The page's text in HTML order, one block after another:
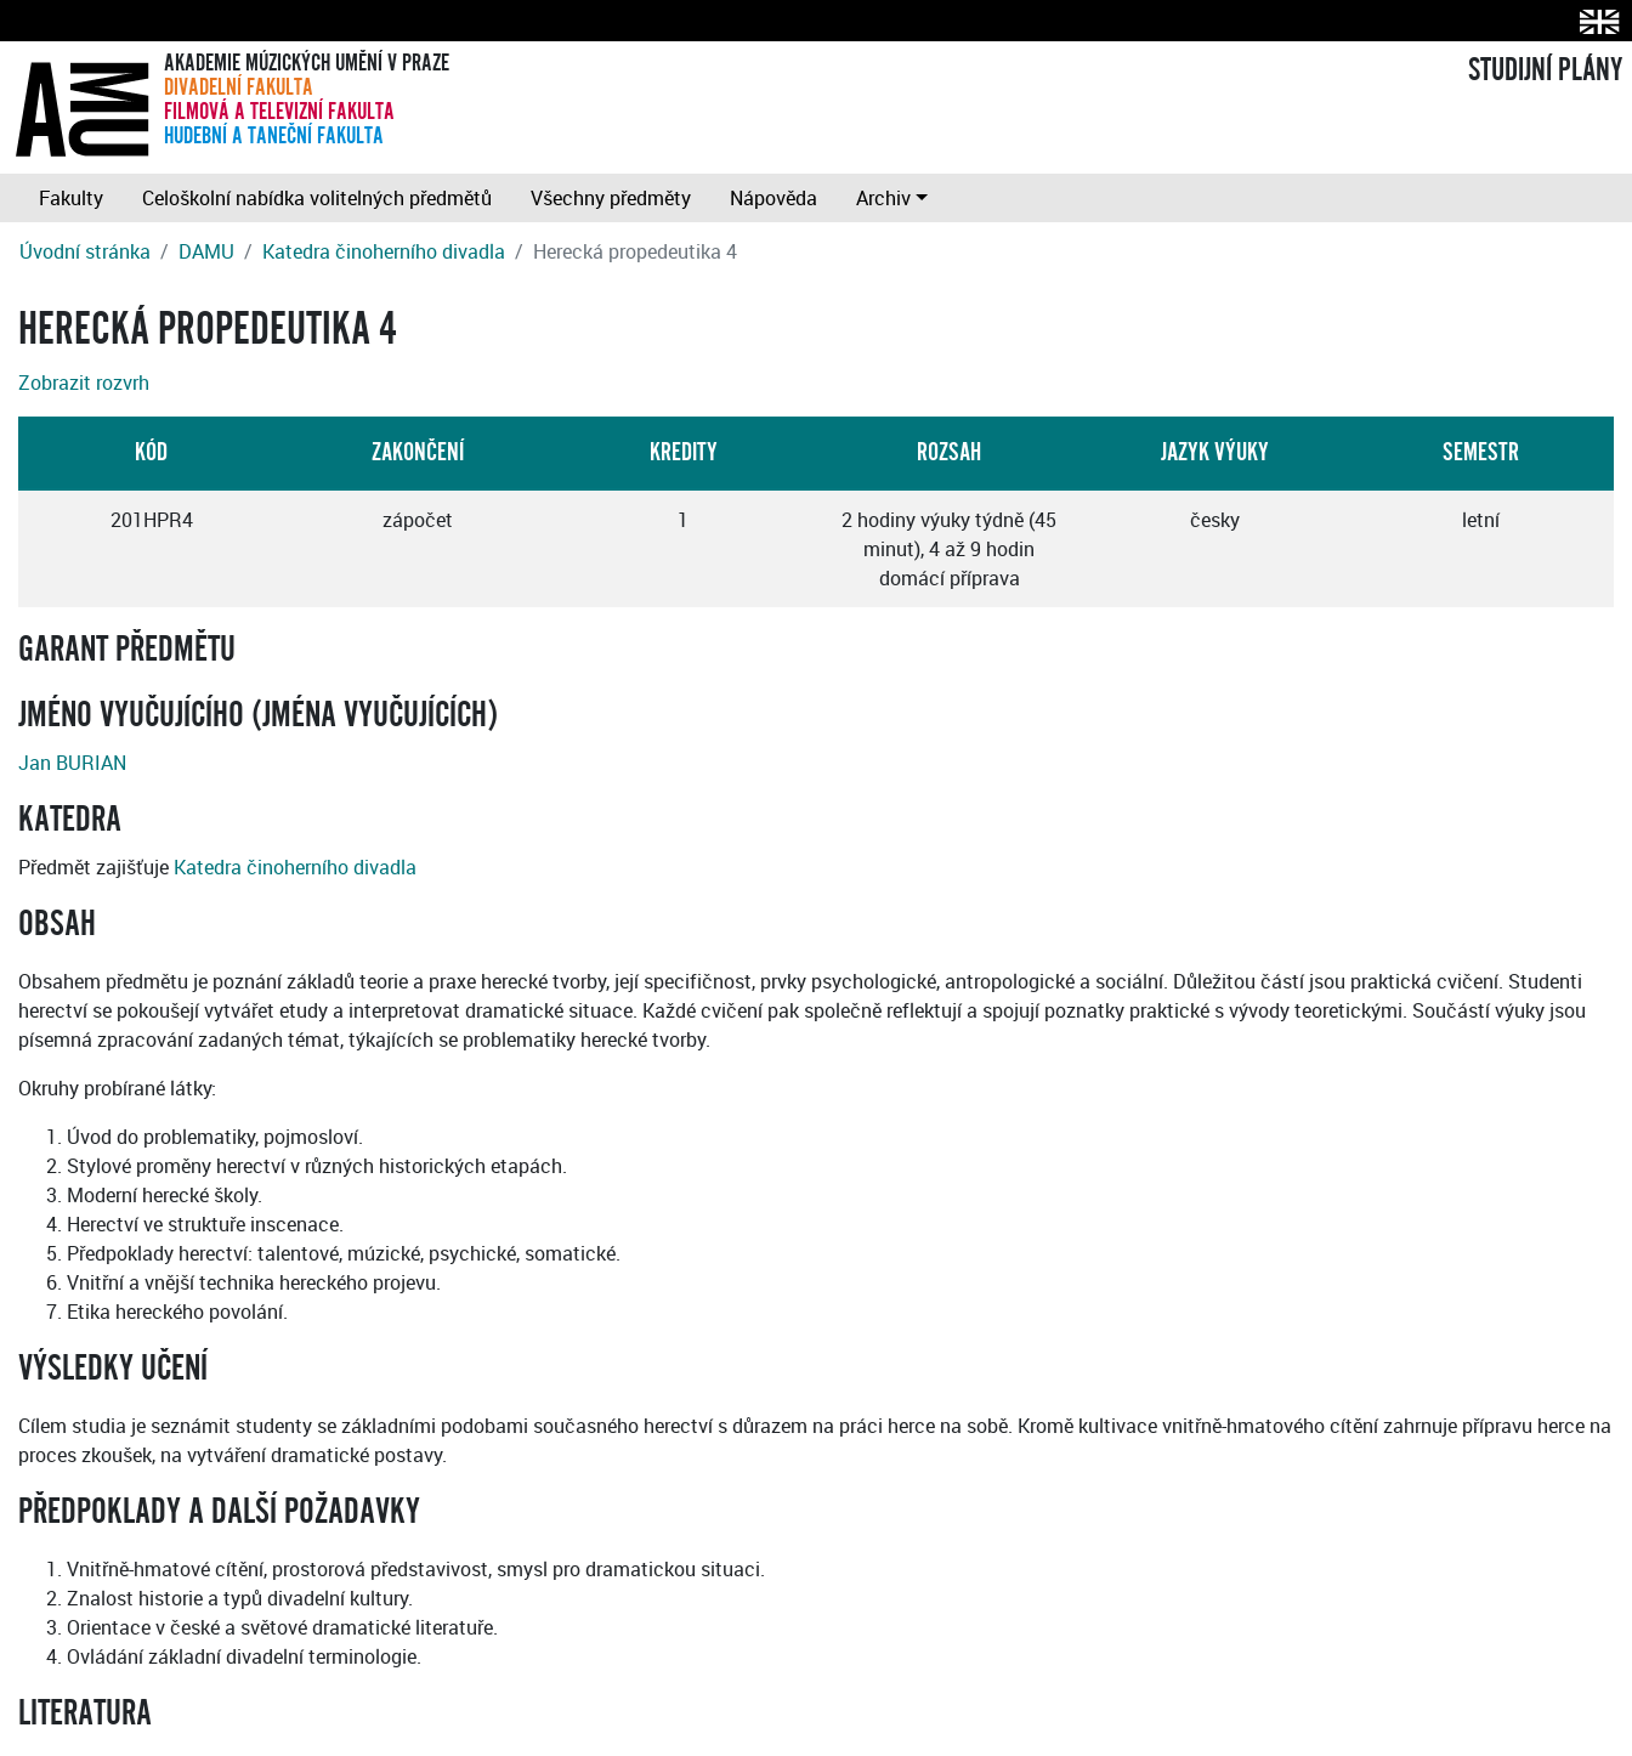
AKADEMIE MÚZICKÝCH UMĚNÍ V PRAZE
DIVADELNÍ FAKULTA
FILMOVÁ A TELEVIZNÍ FAKULTA
HUDEBNÍ A TANEČNÍ FAKULTA
STUDIJNÍ PLÁNY
Fakulty Celoškolní nabídka volitelných předmětů Všechny předměty Nápověda
Archiv
Úvodní stránka
DAMU Katedra činoherního divadla Herecká propedeutika 4
HERECKÁ PROPEDEUTIKA 4
Zobrazit rozvrh
KÓD ZAKONČENÍ KREDITY ROZSAH JAZYK VÝUKY SEMESTR
201HPR4 zápočet 1
2 hodiny výuky týdně (45
minut), 4 až 9 hodin
domácí příprava
česky letní
GARANT PŘEDMĚTU
JMÉNO VYUČUJÍCÍHO (JMÉNA VYUČUJÍCÍCH)
Jan BURIAN
KATEDRA
Předmět zajišťuje Katedra činoherního divadla
OBSAH
Obsahem předmětu je poznání základů teorie a praxe herecké tvorby, její specifičnost, prvky psychologické, antropologické a sociální. Důležitou částí jsou praktická cvičení. Studenti
herectví se pokoušejí vytvářet etudy a interpretovat dramatické situace. Každé cvičení pak společně reflektují a spojují poznatky praktické s vývody teoretickými. Součástí výuky jsou
písemná zpracování zadaných témat, týkajících se problematiky herecké tvorby.
Okruhy probírané látky:
Úvod do problematiky, pojmosloví.
Stylové proměny herectví v různých historických etapách.
Moderní herecké školy.
Herectví ve struktuře inscenace.
Předpoklady herectví: talentové, múzické, psychické, somatické.
Vnitřní a vnější technika hereckého projevu.
Etika hereckého povolání.
VÝSLEDKY UČENÍ
Cílem studia je seznámit studenty se základními podobami současného herectví s důrazem na práci herce na sobě. Kromě kultivace vnitřně-hmatového cítění zahrnuje přípravu herce na
proces zkoušek, na vytváření dramatické postavy.
PŘEDPOKLADY A DALŠÍ POŽADAVKY
Vnitřně-hmatové cítění, prostorová představivost, smysl pro dramatickou situaci.
Znalost historie a typů divadelní kultury.
Orientace v české a světové dramatické literatuře.
Ovládání základní divadelní terminologie.
LITERATURA